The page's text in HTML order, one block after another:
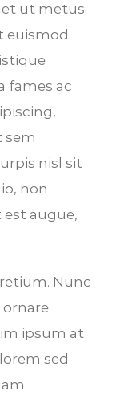
ut metus.
euismod.
fames ac
sem
nisl sit
non
augue,
Nunc
ipsum at
sed